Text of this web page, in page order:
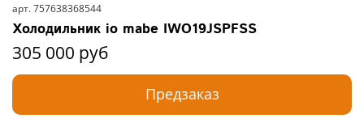
арт. 757638368544
Холодильник io mabe IWO19JSPFSS
305 000 руб
Предзаказ